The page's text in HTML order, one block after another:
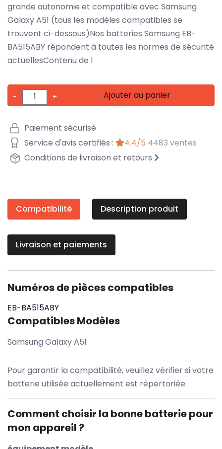
grande autonomie et compatible avec Samsung
Galaxy A51 (tous les modèles compatibles se
trouvent ci-dessous)Nos batteries Samsung EB-
BA515ABY répondent à toutes les normes de sécurité
actuellesContenu de l
- + Ajouter au panier
Paiement sécurisé
Service d'avis certifiés :
4.4/5 4483 ventes
Conditions de livraison et retours
Compatibilité Description produit
Livraison et paiements
Numéros de pièces compatibles
EB-BA515ABY
Compatibles Modèles
Samsung Galaxy A51
Pour garantir la compatibilité, veuillez vérifier si votre
batterie utilisée actuellement est répertoriée.
Comment choisir la bonne batterie pour
mon appareil ?